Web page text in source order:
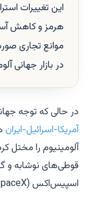
این تغییرات
هرمز و کاهش
موانع تجاری
در بازار جهانی
در حالی که توجه
آمریکا-اسرائیل-ایران
آلومینیوم را مختل
قوطی‌های نوشابه
اسپیس‌اکس (SpaceX) کاربرد دارد.